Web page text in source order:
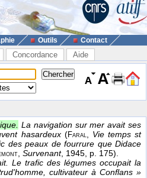
Outils Contact
Concordance Aide
La navigation sur mer avait ses
hasardeux(Faral, Vie temps st
des peaux de fourrure que Didace
, Survenant, 1945, p. 175).
Le trafic des légumes occupait la
cultivateur à Conflans »